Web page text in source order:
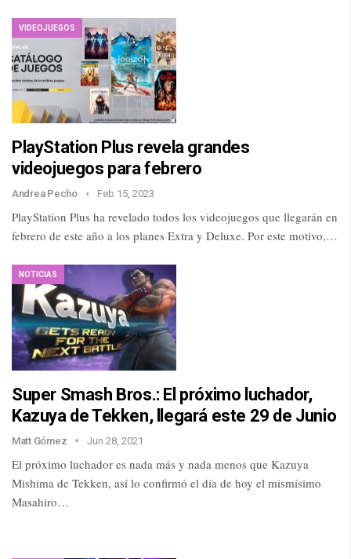
VIDEOJUEGOS
PlayStation Plus revela grandes
videojuegos para febrero
Andrea Pecho Feb 15, 2023
PlayStation Plus ha revelado todos los videojuegos que llegarán en
febrero de este año a los planes Extra y Deluxe. Por este motivo,…
NOTICIAS
Super Smash Bros.: El próximo luchador,
Kazuya de Tekken, llegará este 29 de Junio
Matt Gómez Jun 28, 2021
El próximo luchador es nada más y nada menos que Kazuya
Mishima de Tekken, así lo confirmó el día de hoy el mismísimo
Masahiro…